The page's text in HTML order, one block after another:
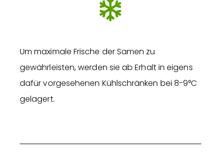
Um maximale Frische der Samen zu
gewährleisten, werden sie ab Erhalt in eigens
dafür vorgesehenen Kühlschränken bei 8-9°C
gelagert.